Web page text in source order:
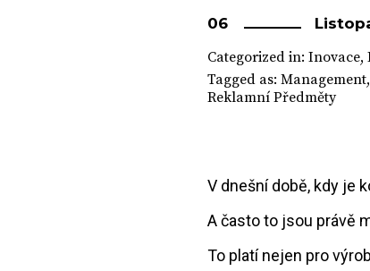
06
Categorized in: Inovace,
Tagged as: Management,
Reklamní Předměty
V dnešní době, kdy je
A často to jsou právě
To platí nejen pro